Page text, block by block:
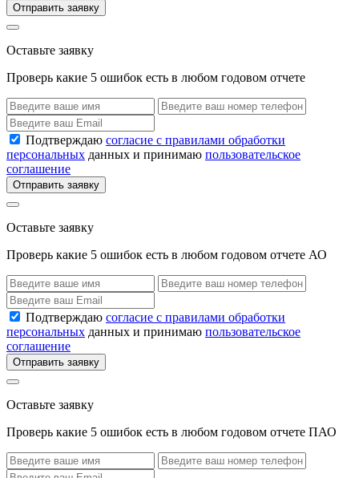
Отправить заявку
Оставьте заявку
Проверь какие 5 ошибок есть в любом годовом отчете
Подтверждаю согласие с правилами обработки
персональных данных и принимаю пользовательское
соглашение
Отправить заявку
Оставьте заявку
Проверь какие 5 ошибок есть в любом годовом отчете АО
Подтверждаю согласие с правилами обработки
персональных данных и принимаю пользовательское
соглашение
Отправить заявку
Оставьте заявку
Проверь какие 5 ошибок есть в любом годовом отчете ПАО